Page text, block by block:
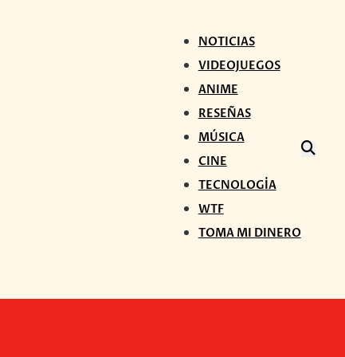
NOTICIAS
VIDEOJUEGOS
ANIME
RESEÑAS
MÚSICA
CINE
TECNOLOGÍA
WTF
TOMA MI DINERO